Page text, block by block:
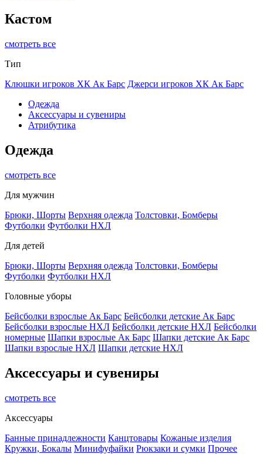
Кастом
смотреть все
Тип
Клюшки игроков ХК Ак Барс Джерси игроков ХК Ак Барс
Одежда
Аксессуары и сувениры
Атрибутика
Одежда
смотреть все
Для мужчин
Брюки, Шорты Верхняя одежда Толстовки, Бомберы
Футболки Футболки НХЛ
Для детей
Брюки, Шорты Верхняя одежда Толстовки, Бомберы
Футболки Футболки НХЛ
Головные уборы
Бейсболки взрослые Ак Барс Бейсболки детские Ак Барс
Бейсболки взрослые НХЛ Бейсболки детские НХЛ Бейсболки
номерные Шапки взрослые Ак Барс Шапки детские Ак Барс
Шапки взрослые НХЛ Шапки детские НХЛ
Аксессуары и сувениры
смотреть все
Аксессуары
Банные принадлежности Канцтовары Кожаные изделия
Кружки, Бокалы Минифуфайки Рюкзаки и сумки Прочее